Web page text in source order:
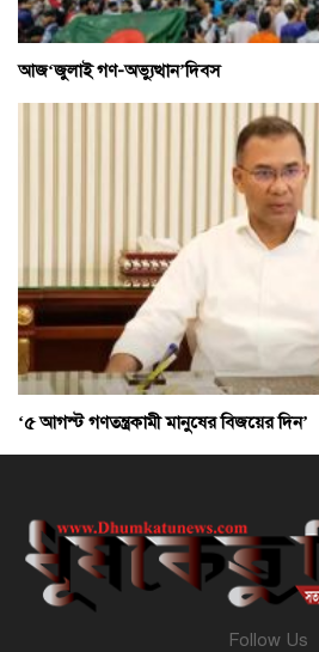
আজ‘জুলাই গণ-অভ্যুত্থান’দিবস
‘৫ আগস্ট গণতন্ত্রকামী মানুষের বিজয়ের দিন’
Follow Us